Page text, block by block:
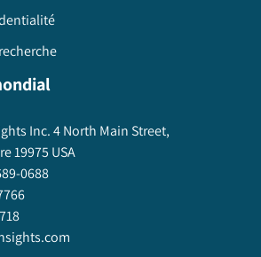
Inc. 4 North Main Street,
19975 USA
0688